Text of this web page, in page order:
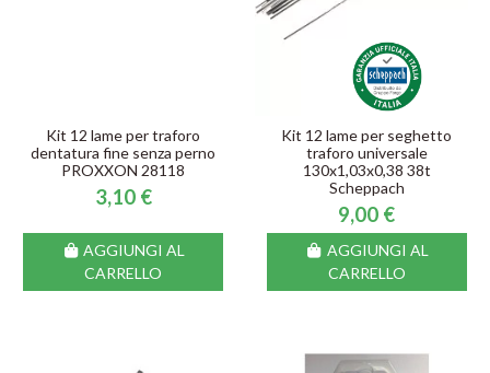
Kit 12 lame per traforo
dentatura fine senza perno
PROXXON 28118
3,10 €
AGGIUNGI AL
CARRELLO
Kit 12 lame per seghetto
traforo universale
130x1,03x0,38 38t
Scheppach
9,00 €
AGGIUNGI AL
CARRELLO